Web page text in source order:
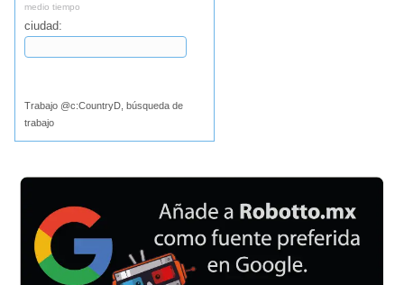
medio tiempo
ciudad:
Trabajo @c:CountryD, búsqueda de
trabajo